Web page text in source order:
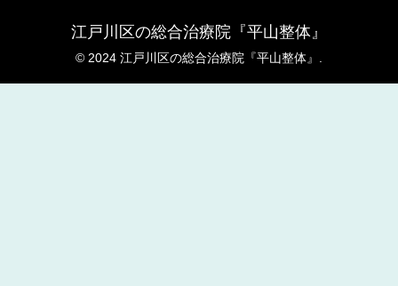
江戸川区の総合治療院『平山整体』
© 2024 江戸川区の総合治療院『平山整体』.